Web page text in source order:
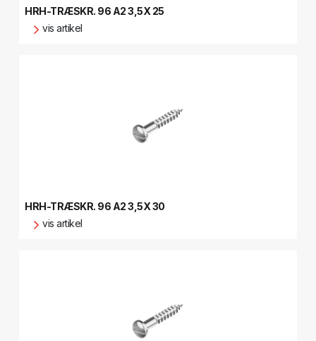
HRH-TRÆSKR. 96 A2 3,5X 25
vis artikel
HRH-TRÆSKR. 96 A2 3,5X 30
vis artikel